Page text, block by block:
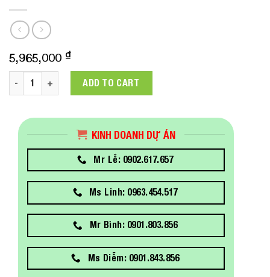
5,965,000 ₫
Epson ColorWorks CW-C8050 Ink Cartridge Cyan -
ADD TO CART
KINH DOANH DỰ ÁN
Mr Lễ: 0902.617.657
Ms Linh: 0963.454.517
Mr Bình: 0901.803.856
Ms Diễm: 0901.843.856